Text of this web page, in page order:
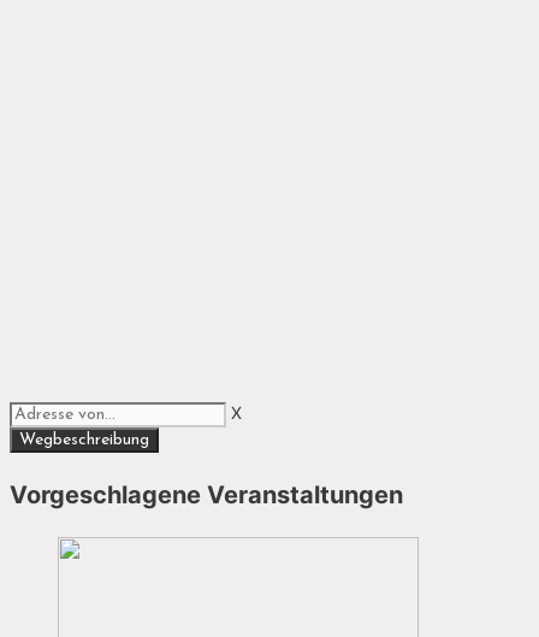
X
Vorgeschlagene Veranstaltungen